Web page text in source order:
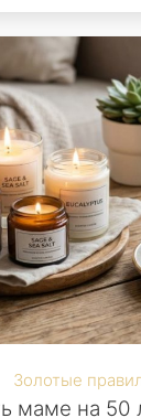
Золотые
маме на 50